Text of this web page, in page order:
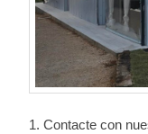
1. Contacte con